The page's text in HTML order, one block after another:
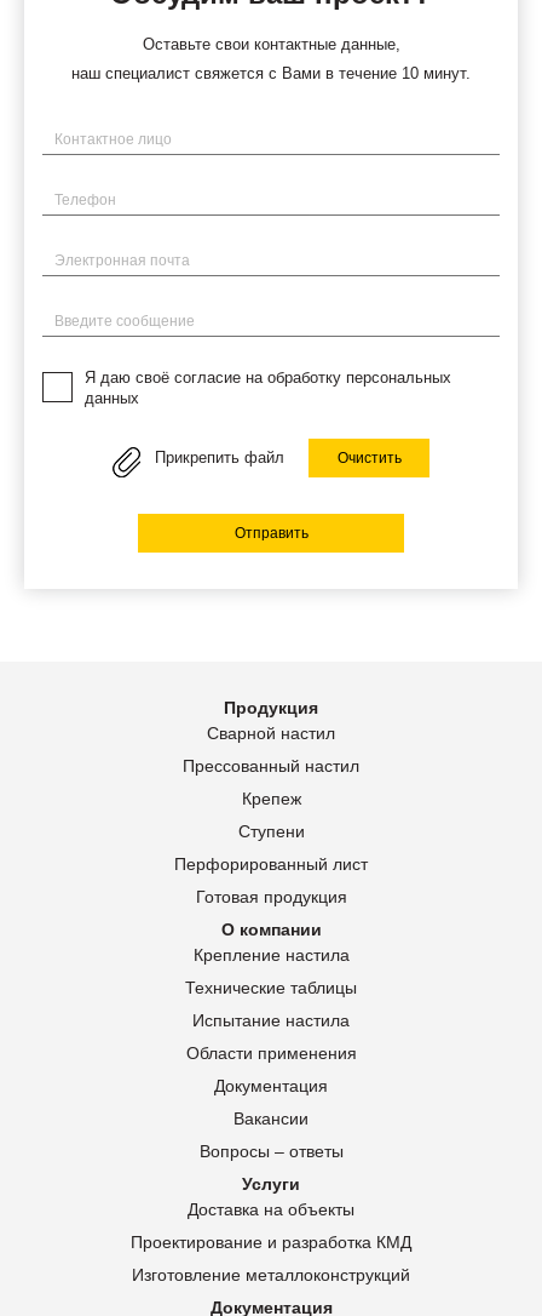
Оставьте свои контактные данные,
наш специалист свяжется с Вами в течение 10 минут.
Имя
Телефон
Электронная почта
Введите сообщение
Я даю своё согласие на обработку персональных
данных
Прикрепить файл Очистить
Отправить
Продукция
Сварной настил
Прессованный настил
Крепеж
Ступени
Перфорированный лист
Готовая продукция
О компании
Крепление настила
Технические таблицы
Испытание настила
Области применения
Документация
Вакансии
Вопросы – ответы
Услуги
Доставка на объекты
Проектирование и разработка КМД
Изготовление металлоконструкций
Документация